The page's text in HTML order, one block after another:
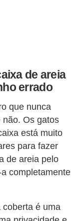
de areia
errado
que nunca
não. Os gatos
está muito
para fazer
de areia pelo
completamente
coberta é uma